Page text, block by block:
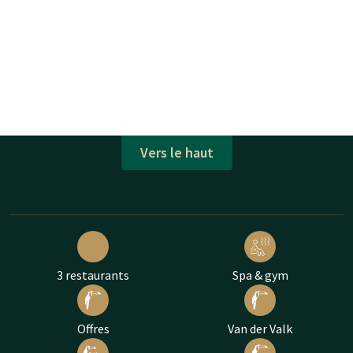
Vers le haut
3 restaurants Spa & gym
Offres Van der Valk